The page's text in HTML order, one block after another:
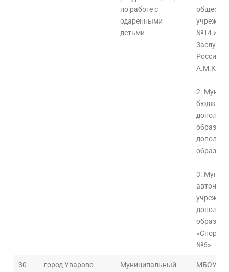
по работе с
одаренными
детьми
№14
2.
3.
№6»
30 город Уварово
Муниципальный
МБОУ